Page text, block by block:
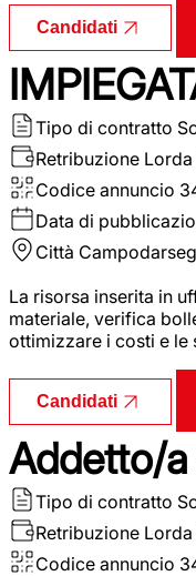
Candidati
Tipo di contratto
Retribuzione Lorda
Codice annuncio
Data di
Città
La risorsa inserita in
materiale, verifica
ottimizzare i costi e le
Candidati
Addetto/
Tipo di contratto
Retribuzione Lorda
Codice annuncio